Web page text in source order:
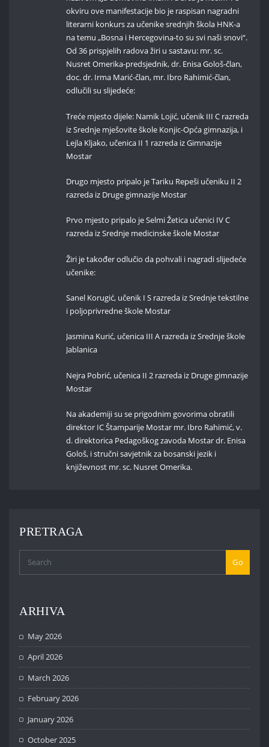
okviru ove manifestacije bio je raspisan nagradni
literarni konkurs za učenike srednjih škola HNK-a
na temu „Bosna i Hercegovina-to su svi naši snovi“.
Od 36 prispjelih radova žiri u sastavu: mr. sc.
Nusret Omerika-predsjednik, dr. Enisa Gološ-član,
doc. dr. Irma Marić-član, mr. Ibro Rahimić-član,
odlučili su slijedeće:
Treće mjesto dijele: Namik Lojić, učenik III C razreda
iz Srednje mješovite škole Konjic-Opća gimnazija, i
Lejla Kljako, učenica II 1 razreda iz Gimnazije
Mostar
Drugo mjesto pripalo je Tariku Repeši učeniku II 2
razreda iz Druge gimnazije Mostar
Prvo mjesto pripalo je Selmi Žetica učenici IV C
razreda iz Srednje medicinske škole Mostar
Žiri je također odlučio da pohvali i nagradi slijedeće
učenike:
Sanel Korugić, učenik I S razreda iz Srednje tekstilne
i poljoprivredne škole Mostar
Jasmina Kurić, učenica III A razreda iz Srednje škole
Jablanica
Nejra Pobrić, učenica II 2 razreda iz Druge gimnazije
Mostar
Na akademiji su se prigodnim govorima obratili
direktor IC Štamparije Mostar mr. Ibro Rahimić, v.
d. direktorica Pedagoškog zavoda Mostar dr. Enisa
Gološ, i stručni savjetnik za bosanski jezik i
književnost mr. sc. Nusret Omerika.
PRETRAGA
Go
ARHIVA
May 2026
April 2026
March 2026
February 2026
January 2026
October 2025